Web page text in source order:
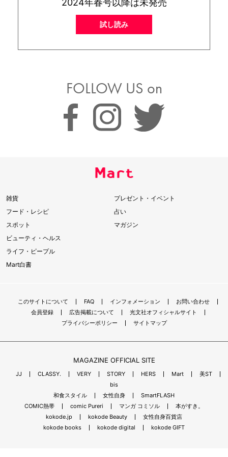
2024年春号以降は未発売
試し読み
FOLLOW US on
雑貨
フード・レシピ
スポット
ビューティ・ヘルス
ライフ・ピープル
Mart白書
プレゼント・イベント
占い
マガジン
このサイトについて FAQ インフォメーション
お問い合わせ
会員登録
広告掲載について
光文社オフィシャルサイト
プライバシーポリシー
サイトマップ
MAGAZINE OFFICIAL SITE
JJ CLASSY. VERY STORY HERS Mart
美ST
bis
和食スタイル
女性自身
SmartFLASH
COMIC熱帯
comic Pureri マンガ コミソル
本がすき。
kokode.jp
kokode Beauty
女性自身百貨店
kokode books
kokode digital kokode GIFT